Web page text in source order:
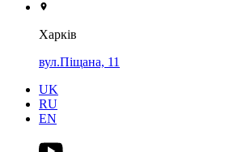
Харків
вул.Піщана, 11
UK
RU
EN